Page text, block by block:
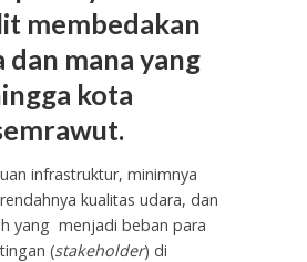
membedakan
dan mana yang
kota
infrastruktur, minimnya
kualitas udara, dan
yang menjadi beban para
(stakeholder) di